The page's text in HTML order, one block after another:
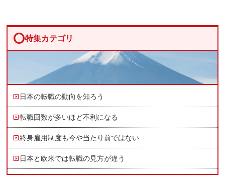
circle特集カテゴリ
日本の転職の動向を知ろう
転職回数が多いほど不利になる
終身雇用制度も今や当たり前ではない
日本と欧米では転職の見方が違う